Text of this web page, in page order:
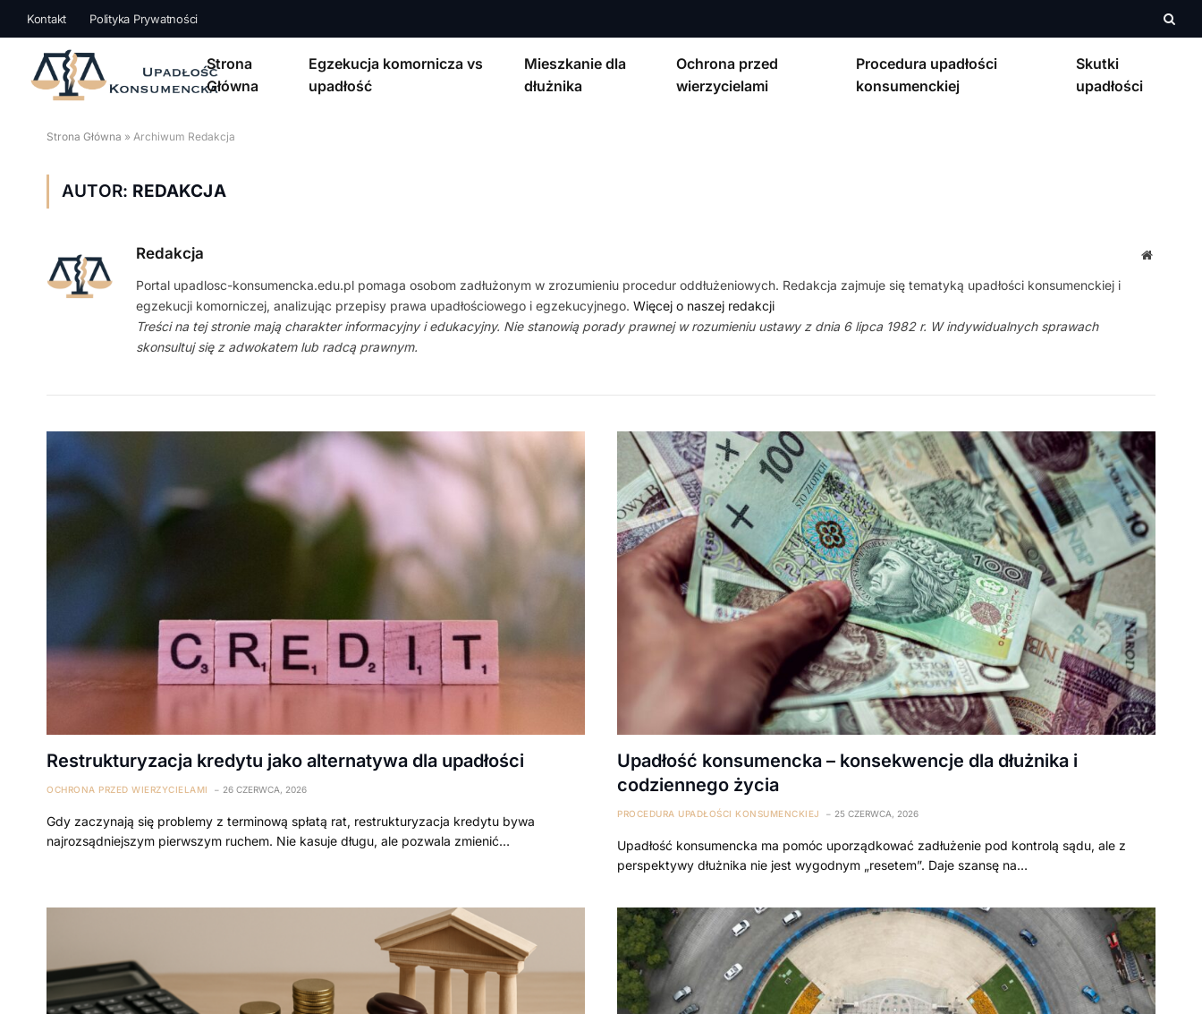
Kontakt Polityka Prywatności
Strona
Główna
Egzekucja komornicza vs
upadłość
Mieszkanie dla
dłużnika
Ochrona przed
wierzycielami
Procedura upadłości
konsumenckiej
Skutki
upadłości
Strona Główna » Archiwum Redakcja
AUTOR: REDAKCJA
Redakcja
Strona
Portal upadlosc-konsumencka.edu.pl pomaga osobom zadłużonym w zrozumieniu procedur oddłużeniowych. Redakcja zajmuje się tematyką upadłości konsumenckiej i
egzekucji komorniczej, analizując przepisy prawa upadłościowego i egzekucyjnego. Więcej o naszej redakcji
Treści na tej stronie mają charakter informacyjny i edukacyjny. Nie stanowią porady prawnej w rozumieniu ustawy z dnia 6 lipca 1982 r. W indywidualnych sprawach
skonsultuj się z adwokatem lub radcą prawnym.
Restrukturyzacja kredytu jako alternatywa dla upadłości
OCHRONA PRZED WIERZYCIELAMI 26 CZERWCA, 2026
Gdy zaczynają się problemy z terminową spłatą rat, restrukturyzacja kredytu bywa
najrozsądniejszym pierwszym ruchem. Nie kasuje długu, ale pozwala zmienić…
Upadłość konsumencka – konsekwencje dla dłużnika i
codziennego życia
PROCEDURA UPADŁOŚCI KONSUMENCKIEJ 25 CZERWCA, 2026
Upadłość konsumencka ma pomóc uporządkować zadłużenie pod kontrolą sądu, ale z
perspektywy dłużnika nie jest wygodnym „resetem”. Daje szansę na…